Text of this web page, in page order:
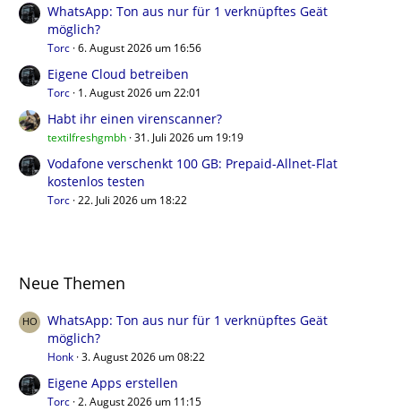
WhatsApp: Ton aus nur für 1 verknüpftes Geät
möglich?
Torc 6. August 2026 um 16:56
Eigene Cloud betreiben
Torc 1. August 2026 um 22:01
Habt ihr einen virenscanner?
textilfreshgmbh 31. Juli 2026 um 19:19
Vodafone verschenkt 100 GB: Prepaid-Allnet-Flat
kostenlos testen
Torc 22. Juli 2026 um 18:22
Neue Themen
WhatsApp: Ton aus nur für 1 verknüpftes Geät
möglich?
Honk 3. August 2026 um 08:22
Eigene Apps erstellen
Torc 2. August 2026 um 11:15